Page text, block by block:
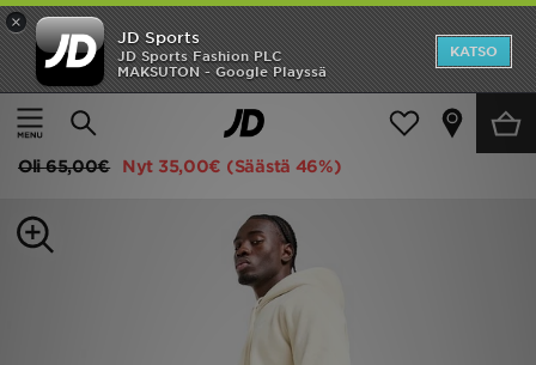
×
JD Sports
JD Sports Fashion PLC
MAKSUTON - Google Playssä
KATSO
Etusivu
Miehet Miesten vaatteet Hupparit
Nike Huppari Miehet
Oli65,00€ Nyt 35,00€ (Säästä 46%)
Etusivu
Ale
Miehet